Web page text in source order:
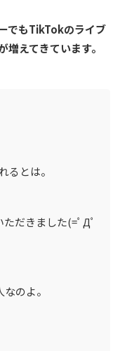
でもTikTokのライブ
えてきています。
るとは。
だきました(=ﾟДﾟ
のよ。